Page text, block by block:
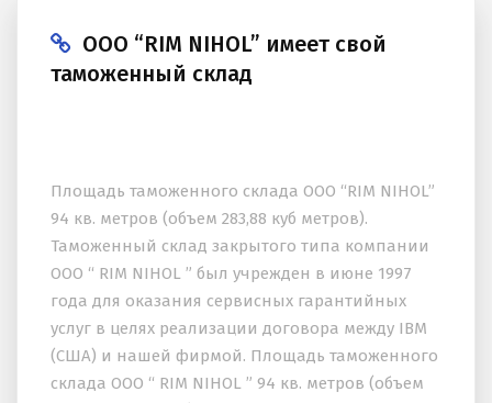
ООО “RIM NIHOL” имеет свой
таможенный склад
Площадь таможенного склада ООО “RIM NIHOL”
94 кв. метров (объем 283,88 куб метров).
Таможенный склад закрытого типа компании
ООО “ RIM NIHOL ” был учрежден в июне 1997
года для оказания сервисных гарантийных
услуг в целях реализации договора между IBM
(США) и нашей фирмой. Площадь таможенного
склада ООО “ RIM NIHOL ” 94 кв. метров (объем